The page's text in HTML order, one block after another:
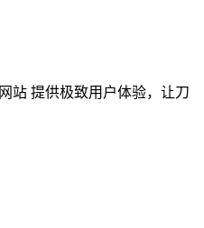
网站 提供极致用户体验，让刀